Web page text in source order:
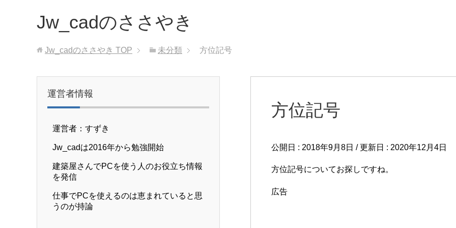
Jw_cadのささやき
Jw_cadのささやき TOP 未分類 方位記号
方位記号
公開日 : 2018年9月8日 / 更新日 : 2020年12月4日
方位記号についてお探しですね。
広告
運営者情報
運営者：すずき
Jw_cadは2016年から勉強開始
建築屋さんでPCを使う人のお役立ち情報
を発信
仕事でPCを使えるのは恵まれていると思
うのが持論